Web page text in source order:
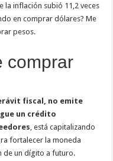
la inflación subió 11,2 veces
en comprar dólares? Me
pesos.
comprar
fiscal, no emite
un crédito
, está capitalizando
fortalecer la moneda
de un dígito a futuro.